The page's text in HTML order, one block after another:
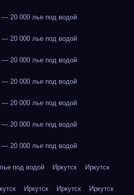
20 000 лье под водой
20 000 лье под водой
20 000 лье под водой
20 000 лье под водой
20 000 лье под водой
20 000 лье под водой
20 000 лье под водой
под водой Иркутск Иркутск
Иркутск Иркутск Иркутск